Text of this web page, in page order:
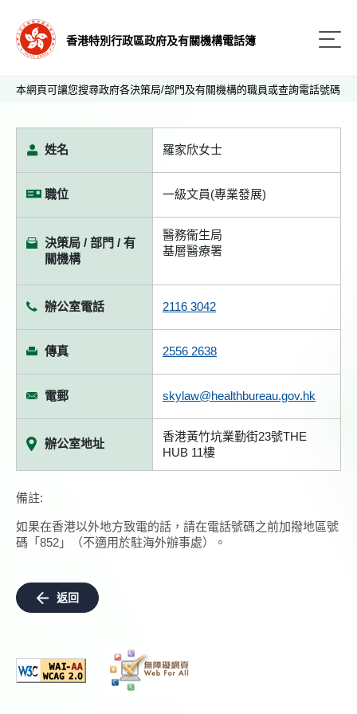
香港特別行政區政府及有關機構電話簿
本網頁可讓您搜尋政府各決策局/部門及有關機構的職員或查詢電話號碼
姓名 羅家欣女士
職位 一級文員(專業發展)
決策局 / 部門 / 有
關機構
醫務衞生局
基層醫療署
辦公室電話 2116 3042
傳真 2556 2638
電郵 skylaw@healthbureau.gov.hk
辦公室地址
香港黃竹坑業勤街23號THE
HUB 11樓
備註:
如果在香港以外地方致電的話，請在電話號碼之前加撥地區號
碼「852」（不適用於駐海外辦事處）。
返回